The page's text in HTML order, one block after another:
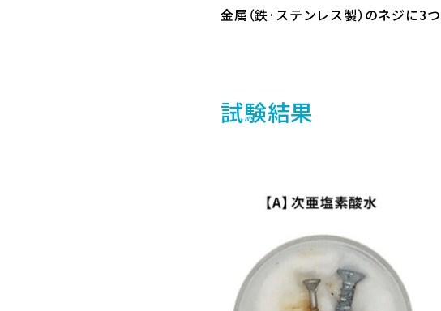
金属（鉄·ステンレス製）のネジに3
試験結果